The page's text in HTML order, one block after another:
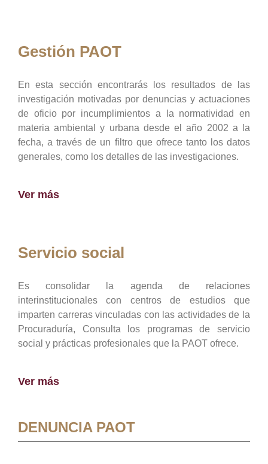
Gestión PAOT
En esta sección encontrarás los resultados de las
investigación motivadas por denuncias y actuaciones
de oficio por incumplimientos a la normatividad en
materia ambiental y urbana desde el año 2002 a la
fecha, a través de un filtro que ofrece tanto los datos
generales, como los detalles de las investigaciones.
Ver más
Servicio social
Es consolidar la agenda de relaciones
interinstitucionales con centros de estudios que
imparten carreras vinculadas con las actividades de la
Procuraduría, Consulta los programas de servicio
social y prácticas profesionales que la PAOT ofrece.
Ver más
DENUNCIA PAOT